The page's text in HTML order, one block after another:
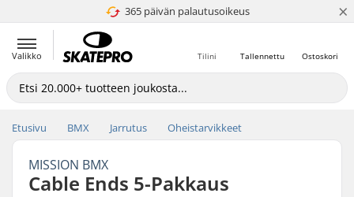
365 päivän palautusoikeus
4.8 / 5 ×
Valikko Ostoskori
Tallennettu
Tilini
Etusivu BMX Jarrutus Oheistarvikkeet
MISSION BMX
Cable Ends 5-Pakkaus